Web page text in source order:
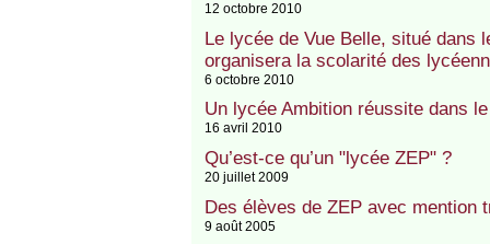
12 octobre 2010
Le lycée de Vue Belle, situé dans
organisera la scolarité des
6 octobre 2010
Un lycée Ambition réussite dans
16 avril 2010
Qu’est-ce qu’un "lycée ZEP" ?
20 juillet 2009
Des élèves de ZEP avec mention
9 août 2005